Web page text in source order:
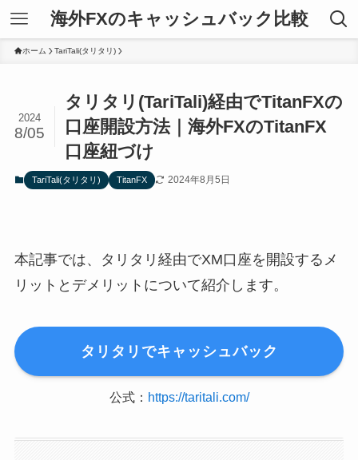
海外FXのキャッシュバック比較
ホーム TariTali(タリタリ)
タリタリ(TariTali)経由でTitanFXの
口座開設方法｜海外FXのTitanFX
口座紐づけ
2024
8/05
TariTali(タリタリ) TitanFX 2024年8月5日
本記事では、タリタリ経由でXM口座を開設するメ
リットとデメリットについて紹介します。
タリタリでキャッシュバック
公式： https://taritali.com/